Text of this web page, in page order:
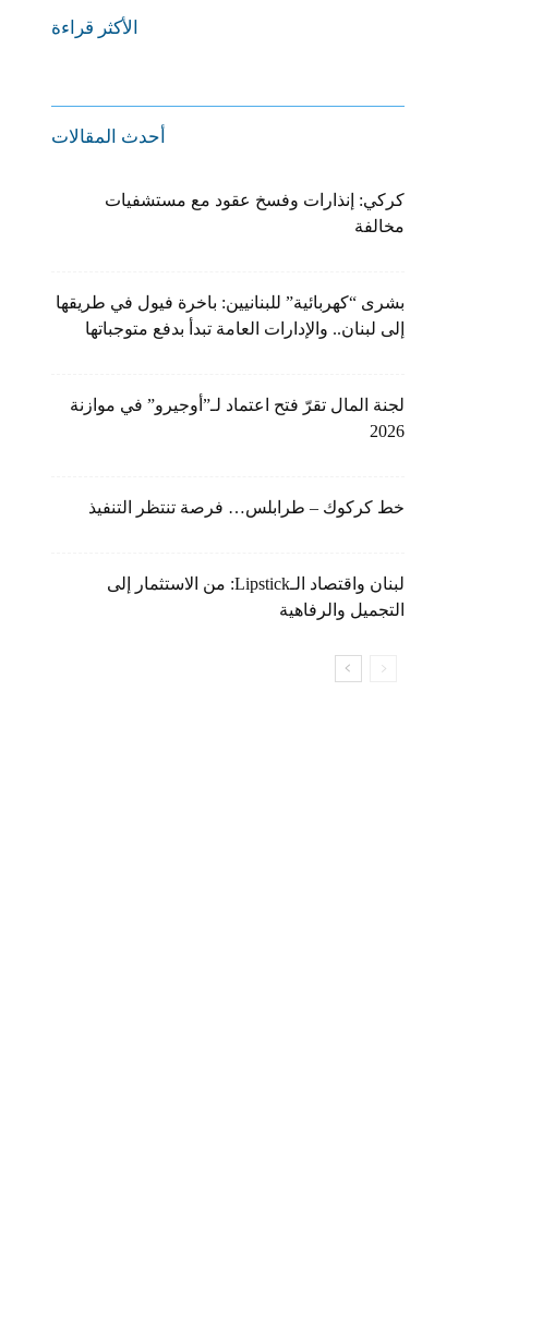
الأكثر قراءة
أحدث المقالات
كركي: إنذارات وفسخ عقود مع مستشفيات
مخالفة
بشرى “كهربائية” للبنانيين: باخرة فيول في طريقها
إلى لبنان.. والإدارات العامة تبدأ بدفع متوجباتها
لجنة المال تقرّ فتح اعتماد لـ”أوجيرو” في موازنة
2026
خط كركوك – طرابلس… فرصة تنتظر التنفيذ
لبنان واقتصاد الـLipstick: من الاستثمار إلى
التجميل والرفاهية